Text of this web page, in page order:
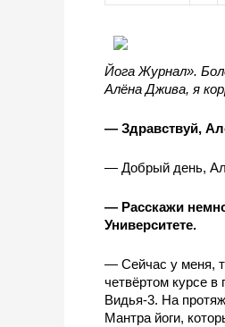
Йога Журнал».
Алёна Джива, я
— Здравствуй,
— Добрый день,
— Расскажи
Университете.
— Сейчас у меня,
четвёртом курсе
Видья-3. На
Мантра йоги,